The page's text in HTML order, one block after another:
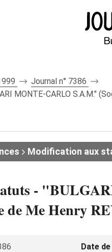
Journal n° 7386
MONTE-CARLO S.A.M."
Modification aux
-
de Me Henry
Date